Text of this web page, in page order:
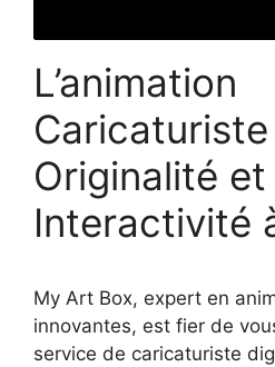
L’animation
Caricaturiste
Originalité et
Interactivité
My Art Box, expert en
innovantes, est fier de
service de caricaturiste